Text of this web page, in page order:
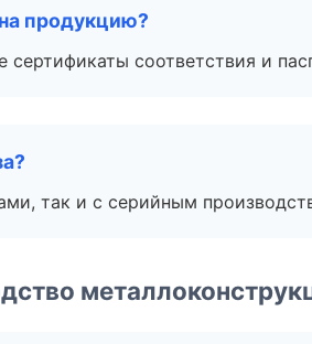
продукцию?
соответствия и
так и с серийным